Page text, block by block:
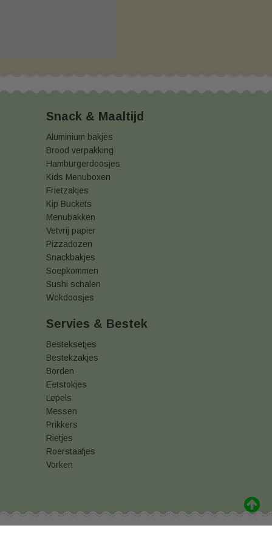
Snack & Maaltijd
Aluminium bakjes
Brood verpakking
Hamburgerdoosjes
Kids Menuboxen
Frietzakjes
Kip Buckets
Menubakken
Vetvrij papier
Pizzadozen
Snackbakjes
Soepkommen
Sushi schalen
Wokdoosjes
Servies & Bestek
Besteksetjes
Bestekzakjes
Borden
Eetstokjes
Lepels
Messen
Prikkers
Rietjes
Roerstaafjes
Vorken